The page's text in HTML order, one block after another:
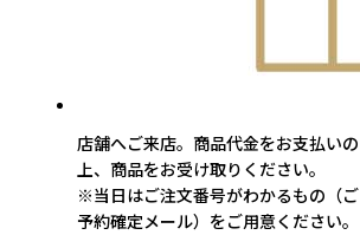
店舗へご来店。商品代金をお支払いの
上、商品をお受け取りください。
※当日はご注文番号がわかるもの（ご
予約確定メール）をご用意ください。